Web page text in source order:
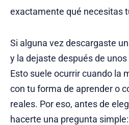
exactamente qué necesitas
Si alguna vez descargaste
y la dejaste después de
Esto suele ocurrir cuando la
con tu forma de aprender o
reales. Por eso, antes de
hacerte una pregunta